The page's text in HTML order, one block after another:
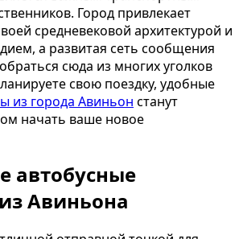
Город привлекает
средневековой архитектурой и
а развитая сеть сообщения
сюда из многих уголков
свою поездку, удобные
из города Авиньон станут
начать ваше новое
автобусные
Авиньона